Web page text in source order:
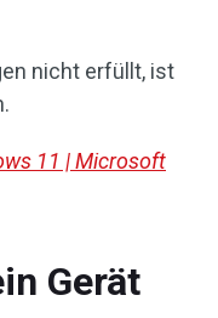
nicht erfüllt, ist
11 | Microsoft
Gerät